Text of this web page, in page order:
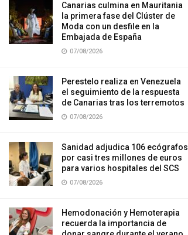
Canarias culmina en Mauritania
la primera fase del Clúster de
Moda con un desfile en la
Embajada de España
07/08/2026
Perestelo realiza en Venezuela
el seguimiento de la respuesta
de Canarias tras los terremotos
07/08/2026
Sanidad adjudica 106 ecógrafos
por casi tres millones de euros
para varios hospitales del SCS
07/08/2026
Hemodonación y Hemoterapia
recuerda la importancia de